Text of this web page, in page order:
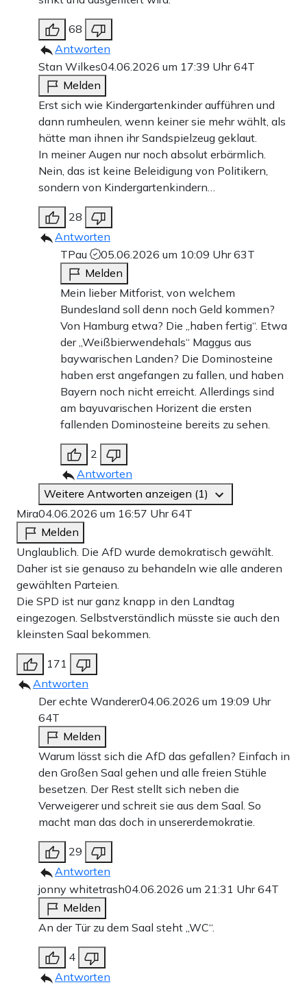
68
Antworten
Stan Wilkes04.06.2026 um 17:39 Uhr64T
Melden
Erst sich wie Kindergartenkinder aufführen und
dann rumheulen, wenn keiner sie mehr wählt, als
hätte man ihnen ihr Sandspielzeug geklaut.
In meiner Augen nur noch absolut erbärmlich.
Nein, das ist keine Beleidigung von Politikern,
sondern von Kindergartenkindern…
28
Antworten
TPau
05.06.2026 um 10:09 Uhr63T
Melden
Mein lieber Mitforist, von welchem
Bundesland soll denn noch Geld kommen?
Von Hamburg etwa? Die „haben fertig“. Etwa
der „Weißbierwendehals“ Maggus aus
baywarischen Landen? Die Dominosteine
haben erst angefangen zu fallen, und haben
Bayern noch nicht erreicht. Allerdings sind
am bayuvarischen Horizent die ersten
fallenden Dominosteine bereits zu sehen.
2
Antworten
Weitere Antworten anzeigen (1)
Mira04.06.2026 um 16:57 Uhr64T
Melden
Unglaublich. Die AfD wurde demokratisch gewählt.
Daher ist sie genauso zu behandeln wie alle anderen
gewählten Parteien.
Die SPD ist nur ganz knapp in den Landtag
eingezogen. Selbstverständlich müsste sie auch den
kleinsten Saal bekommen.
171
Antworten
Der echte Wanderer04.06.2026 um 19:09 Uhr
64T
Melden
Warum lässt sich die AfD das gefallen? Einfach in
den Großen Saal gehen und alle freien Stühle
besetzen. Der Rest stellt sich neben die
Verweigerer und schreit sie aus dem Saal. So
macht man das doch in unsererdemokratie.
29
Antworten
jonny whitetrash04.06.2026 um 21:31 Uhr64T
Melden
An der Tür zu dem Saal steht „WC“.
4
Antworten